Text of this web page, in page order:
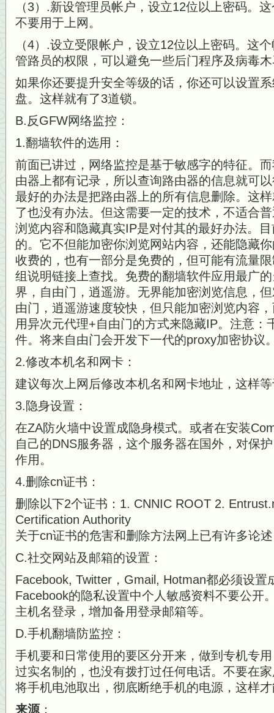
（3）.新设管理员帐户，设立12位以上密码。
不要用于上网。
（4）.设立受限帐户，设立12位以上密码。这
管路员的权限，可以避免一些后门程序及病毒
如果你还要提升安全等级的话，你还可以设置
盘。这样就有了3道锁。
B.反GFW网络监控：
1.翻墙软件的选用：
前面已讲过，网络监控是基于敏感字的特征。
由器上都有记录，所以查询路由器的信息就可
最好的办法是把路由器上的所有信息删除。这
了也没有办法。但这需要一定的技术，不适合
浏览内容和隐藏真实IP是对付其的最好办法。
的。它不但能加密你浏览网站内容，还能隐藏
收费的，也有一部分是免费的，但可能有流量
组说明链接上查找。免费的翻墙软件应用最广
界，自由门，逍遥游。无界能加密浏览信息，
由门 ，逍遥游速度较快，但只能加密浏览内容
用异次元代理+自由门的方式来隐藏IP。注意：
件。将来自由门会开发下一代的proxy加密协议
2.修改本机名和网卡：
建议每次上网后修改本机名和网卡地址，这样
3.隐身设置：
在ZA防火墙中设置成隐身模式。或者在安装
自己的DNS服务器，这个服务器在国外，对保
作用。
4.删除cn证书：
删除以下2个证书：1. CNNIC ROOT 2.
Certification Authority
关于cn证书的危害和删除方法网上已有许多论
C.社交网站及邮箱的设置：
Facebook, Twitter，Gmail, Hotman都必须设置
Facebook的隐私设置中个人敏感资料不要公开
主机名登录，增加备用登录邮箱等。
D.手机翻墙防监控：
手机要和日常使用的要区分开来，做到专机专
过实名制 的，也没有拨打过任何电话。不要在
将手机电池取出，彻底断绝手机的电源，这样
来源 ：